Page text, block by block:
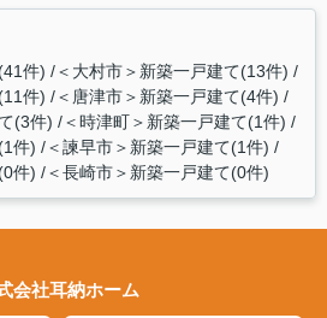
件) ＜大村市＞新築一戸建て(13件)
件) ＜唐津市＞新築一戸建て(4件)
(3件) ＜時津町＞新築一戸建て(1件)
件) ＜諫早市＞新築一戸建て(1件)
件) ＜長崎市＞新築一戸建て(0件)
会社耳納ホーム